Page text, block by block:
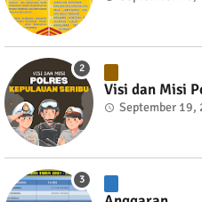
Visi dan Misi
September 19,